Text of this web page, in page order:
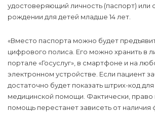
удостоверяющий личность (паспорт) или
рождении для детей младше 14 лет.
«Вместо паспорта можно будет
цифрового полиса. Его можно хранить в
портале «Госуслуг», в смартфоне и на
электронном устройстве. Если пациент
достаточно будет показать штрих-код
медицинской помощи. Фактически, право
помощь перестанет зависеть от наличия